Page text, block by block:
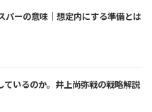
パーの意味｜想定内にする準備とは
ているのか。井上尚弥戦の戦略解説